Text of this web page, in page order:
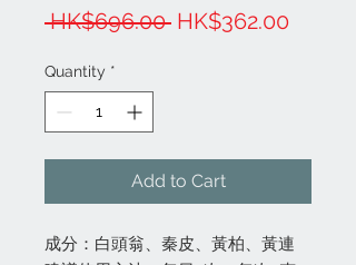
HK$696.00 Regular
HK$362.00
Quantity *
Add to Cart
成分：白頭翁、秦皮、黃柏、黃連